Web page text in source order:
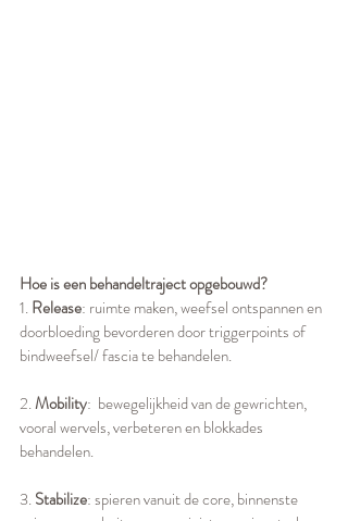
Hoe is een behandeltraject opgebouwd?
1. Release: ruimte maken, weefsel ontspannen en
doorbloeding bevorderen door triggerpoints of
bindweefsel/ fascia te behandelen.
2. Mobility:  bewegelijkheid van de gewrichten,
vooral wervels, verbeteren en blokkades
behandelen.
3. Stabilize: spieren vanuit de core, binnenste